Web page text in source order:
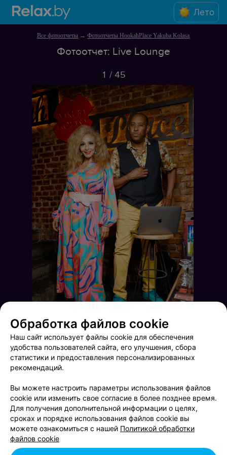
Лето
Все фотоотчеты →Фотоотчеты HookahPlace Yakuba Kolasa
Фотоотчет: Live Lounge
1 / 45
Friday Party Открытие каретного дворика
Обработка файлов cookie
Наш сайт использует файлы cookie для обеспечения
удобства пользователей сайта, его улучшения, сбора
статистики и предоставления персонализированных
рекомендаций.
Вы можете настроить параметры использования файлов
cookie или изменить свое согласие в более позднее время.
Для получения дополнительной информации о целях,
сроках и порядке использования файлов cookie вы
можете ознакомиться с нашей Политикой обработки
файлов cookie